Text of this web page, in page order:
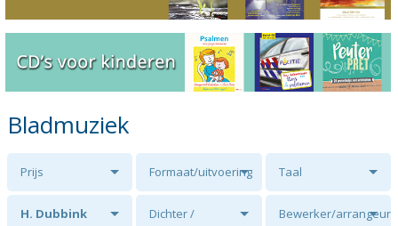
Bladmuziek
Prijs Formaat/uitvoering Taal
H. Dubbink Dichter / Bewerker/arrangeur